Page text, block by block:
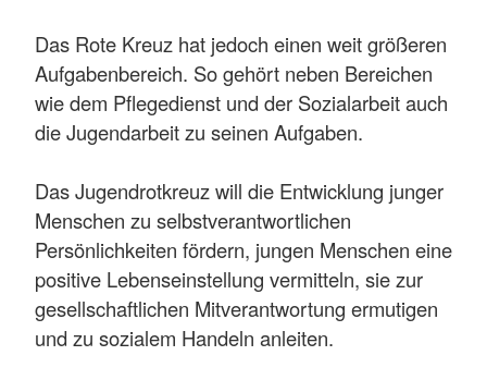
Das Rote Kreuz hat jedoch einen weit größeren
Aufga­benbereich. So gehört neben Bereichen
wie dem Pflege­dienst und der Sozialarbeit auch
die Jugendarbeit zu seinen Aufgaben.
Das Jugendrotkreuz will die Entwicklung junger
Men­schen zu selbstverantwortli­chen
Persönlichkeiten för­dern, jungen Menschen eine
positive Lebenseinstellung vermitteln, sie zur
gesell­schaftlichen Mitverantwor­tung ermutigen
und zu sozi­alem Handeln anleiten.